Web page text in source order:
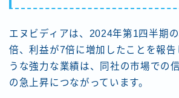
エヌビディアは、2024年第1四半期
倍、利益が7倍に増加したことを報告
うな強力な業績は、同社の市場での
の急上昇につながっています。